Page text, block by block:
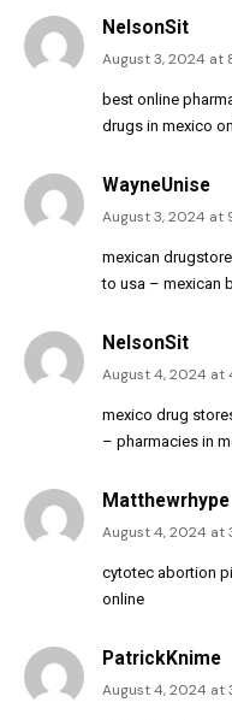
NelsonSit
August 3, 2024 at
best online
drugs in mexico
WayneUnise
August 3, 2024 at
mexican
to usa – mexican
NelsonSit
August 4, 2024 at
mexico drug
– pharmacies in
Matthewrhype
August 4, 2024 at
cytotec abortion
online
PatrickKnime
August 4, 2024 at